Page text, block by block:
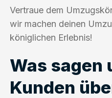
Vertraue dem
wir machen deinen
königlichen Erlebnis!
Was sagen
Kunden